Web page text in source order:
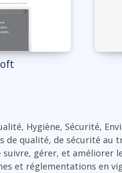
Hygiène, Sécurité,
de qualité, de sécurité au
suivre, gérer, et améliorer
et réglementations en